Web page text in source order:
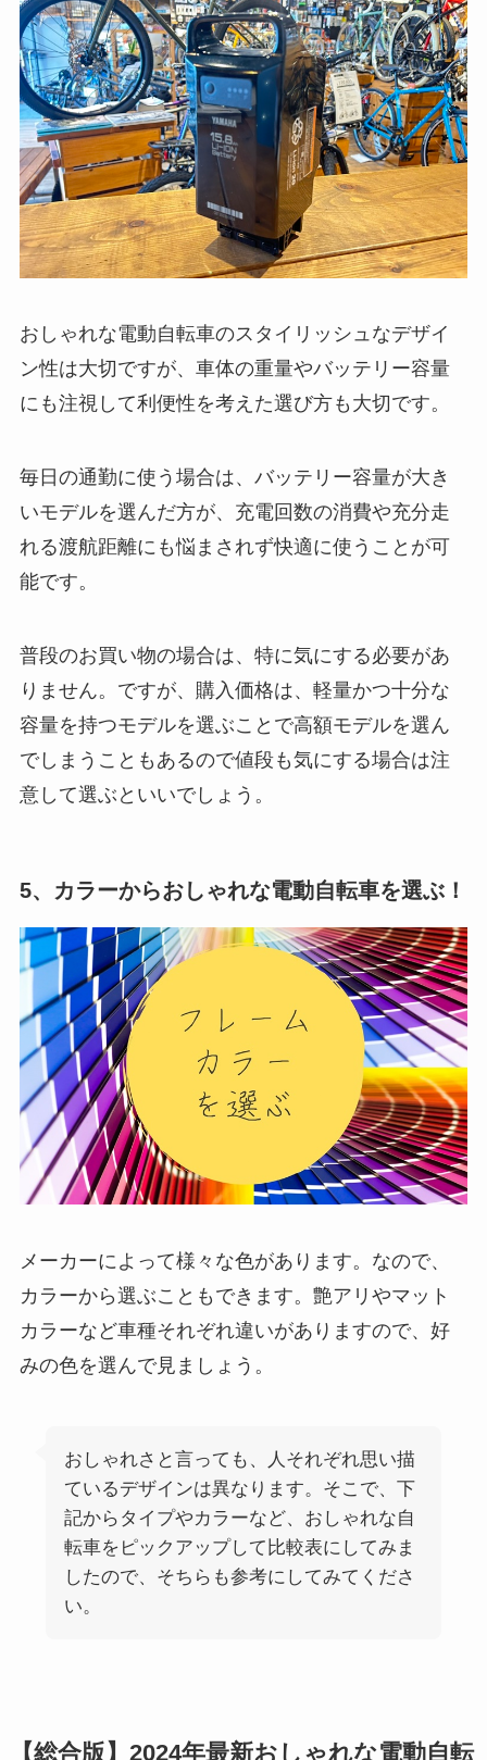
おしゃれな電動自転車のスタイリッシュなデザイ
ン性は大切ですが、車体の重量やバッテリー容量
にも注視して利便性を考えた選び方も大切です。
毎日の通勤に使う場合は、バッテリー容量が大き
いモデルを選んだ方が、充電回数の消費や充分走
れる渡航距離にも悩まされず快適に使うことが可
能です。
普段のお買い物の場合は、特に気にする必要があ
りません。ですが、購入価格は、軽量かつ十分な
容量を持つモデルを選ぶことで高額モデルを選ん
でしまうこともあるので値段も気にする場合は注
意して選ぶといいでしょう。
5、カラーからおしゃれな電動自転車を選ぶ！
メーカーによって様々な色があります。なので、
カラーから選ぶこともできます。艶アリやマット
カラーなど車種それぞれ違いがありますので、好
みの色を選んで見ましょう。
おしゃれさと言っても、人それぞれ思い描
ているデザインは異なります。そこで、下
記からタイプやカラーなど、おしゃれな自
転車をピックアップして比較表にしてみま
したので、そちらも参考にしてみてくださ
い。
【総合版】2024年最新おしゃれな電動自転